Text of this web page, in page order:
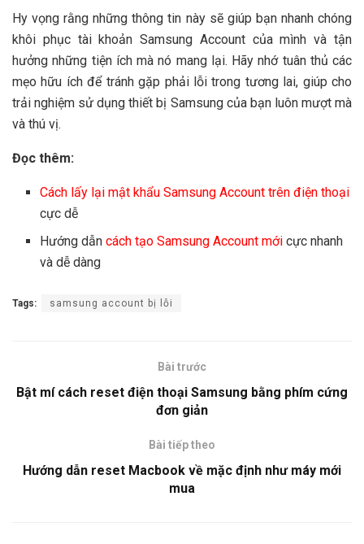
Hy vọng rằng những thông tin này sẽ giúp bạn nhanh chóng
khôi phục tài khoản Samsung Account của mình và tận
hưởng những tiện ích mà nó mang lại. Hãy nhớ tuân thủ các
mẹo hữu ích để tránh gặp phải lỗi trong tương lai, giúp cho
trải nghiệm sử dụng thiết bị Samsung của bạn luôn mượt mà
và thú vị.
Đọc thêm:
Cách lấy lại mật khẩu Samsung Account trên điện thoại
cực dễ
Hướng dẫn cách tạo Samsung Account mới cực nhanh
và dễ dàng
Tags: samsung account bị lỗi
Bài trước
Bật mí cách reset điện thoại Samsung bằng phím cứng
đơn giản
Bài tiếp theo
Hướng dẫn reset Macbook về mặc định như máy mới
mua